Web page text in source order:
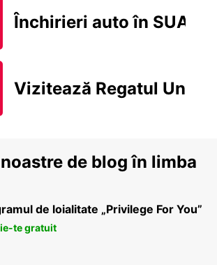
Închirieri auto în SUA
Vizitează Regatul Unit
de blog în limba
de loialitate „Privilege For You”
te gratuit